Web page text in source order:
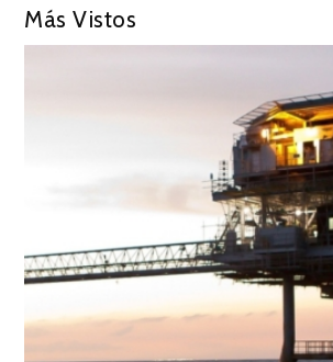
Más Vistos